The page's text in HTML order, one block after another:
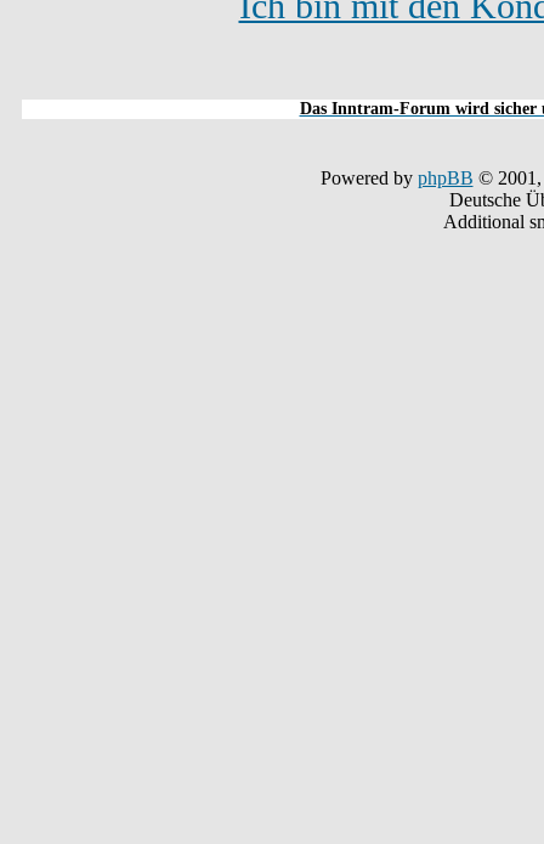
Das Inntram-Forum wird sicher
Powered by phpBB © 2001,
Deutsche
Additional